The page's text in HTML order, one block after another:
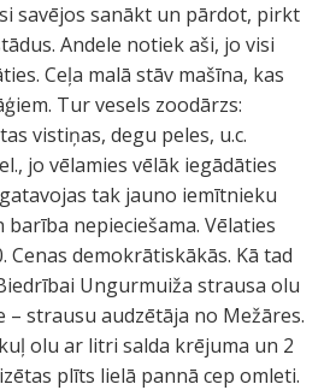
savējos sanākt un pārdot, pirkt
Andele notiek aši, jo visi
Ceļa malā stāv mašīna, kas
Tur vesels zoodārzs:
vistiņas, degu peles, u.c.
jo vēlamies vēlāk iegādāties
tak jauno iemītnieku
nepieciešama. Vēlaties
Cenas demokrātiskākās. Kā tad
Ungurmuiža strausa olu
– strausu audzētāja no Mežāres.
olu ar litri salda krējuma un 2
plīts lielā pannā cep omleti.